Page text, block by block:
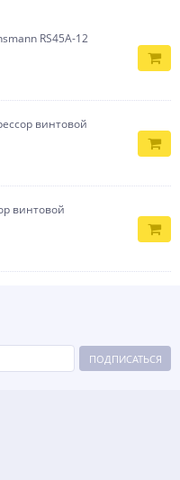
RS45A-12
винтовой
винтовой
ПОДПИСАТЬСЯ